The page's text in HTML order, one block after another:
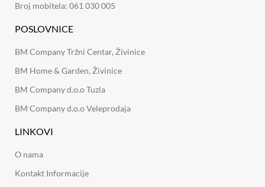
Broj mobitela: 061 030 005
POSLOVNICE
BM Company Tržni Centar, Živinice
BM Home & Garden, Živinice
BM Company d.o.o Tuzla
BM Company d.o.o Veleprodaja
LINKOVI
O nama
Kontakt Informacije